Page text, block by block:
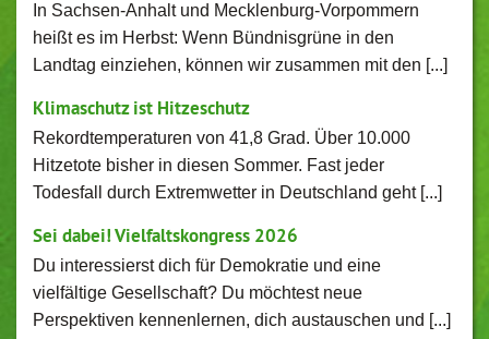
In Sachsen-Anhalt und Mecklenburg-Vorpommern
heißt es im Herbst: Wenn Bündnisgrüne in den
Landtag einziehen, können wir zusammen mit den [...]
Klimaschutz ist Hitzeschutz
Rekordtemperaturen von 41,8 Grad. Über 10.000
Hitzetote bisher in diesen Sommer. Fast jeder
Todesfall durch Extremwetter in Deutschland geht [...]
Sei dabei! Vielfaltskongress 2026
Du interessierst dich für Demokratie und eine
vielfältige Gesellschaft? Du möchtest neue
Perspektiven kennenlernen, dich austauschen und [...]